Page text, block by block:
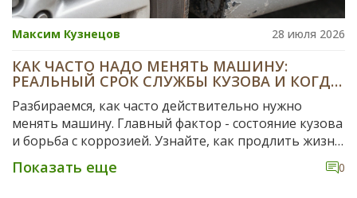
Максим Кузнецов 28 июля 2026
КАК ЧАСТО НАДО МЕНЯТЬ МАШИНУ:
РЕАЛЬНЫЙ СРОК СЛУЖБЫ КУЗОВА И КОГДА
ПОРА ПРОДАВАТЬ
Разбираемся, как часто действительно нужно
менять машину. Главный фактор - состояние кузова
и борьба с коррозией. Узнайте, как продлить жизнь
авто в российских условиях.
Показать еще 0